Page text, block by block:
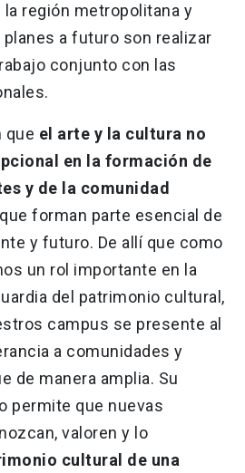
región metropolitana y
a futuro son realizar
conjunto con las
que el arte y la cultura no
en la formación de
y de la comunidad
forman parte esencial de
y futuro. De allí que como
un rol importante en la
del patrimonio cultural,
campus se presente al
a comunidades y
de manera amplia. Su
permite que nuevas
valoren y lo
cultural de una